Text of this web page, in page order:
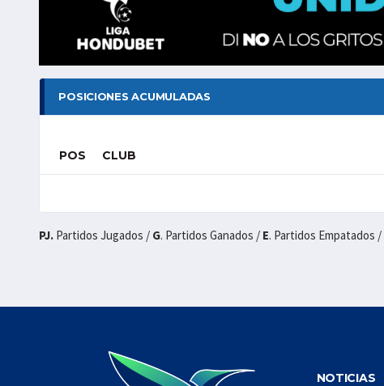
POSICIONES ACUMULADAS
POS CLUB
PJ. Partidos Jugados / G. Partidos Ganados / E. Partidos Empatados /
NOTICIAS